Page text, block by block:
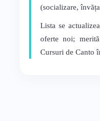
(socializare,
Lista se
oferte noi;
Cursuri de Canto